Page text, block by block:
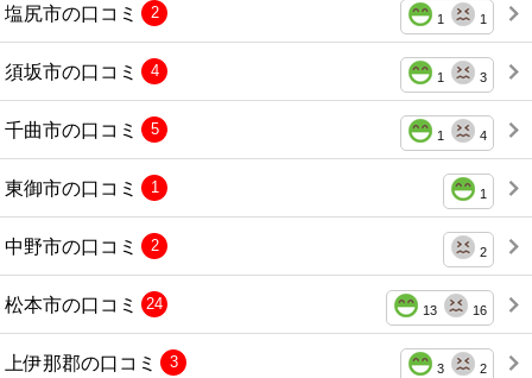
塩尻市の口コミ 1 1
2
須坂市の口コミ 1 3
4
千曲市の口コミ 1 4
5
東御市の口コミ 1
1
中野市の口コミ 2
2
松本市の口コミ 13 16
24
上伊那郡の口コミ 3 2
3